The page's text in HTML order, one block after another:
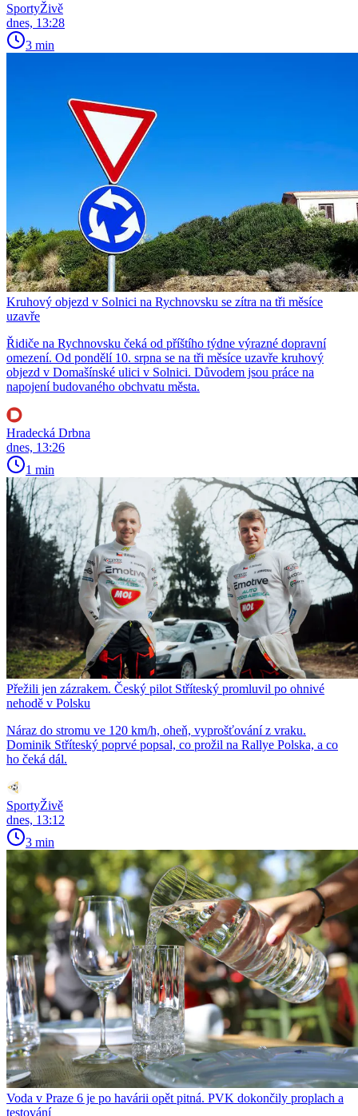
SportyŽivě
dnes, 13:28
3 min
Kruhový objezd v Solnici na Rychnovsku se zítra na tři měsíce
uzavře
Řidiče na Rychnovsku čeká od příštího týdne výrazné dopravní
omezení. Od pondělí 10. srpna se na tři měsíce uzavře kruhový
objezd v Domašínské ulici v Solnici. Důvodem jsou práce na
napojení budovaného obchvatu města.
Hradecká Drbna
dnes, 13:26
1 min
Přežili jen zázrakem. Český pilot Stříteský promluvil po ohnivé
nehodě v Polsku
Náraz do stromu ve 120 km/h, oheň, vyprošťování z vraku.
Dominik Stříteský poprvé popsal, co prožil na Rallye Polska, a co
ho čeká dál.
SportyŽivě
dnes, 13:12
3 min
Voda v Praze 6 je po havárii opět pitná. PVK dokončily proplach a
testování